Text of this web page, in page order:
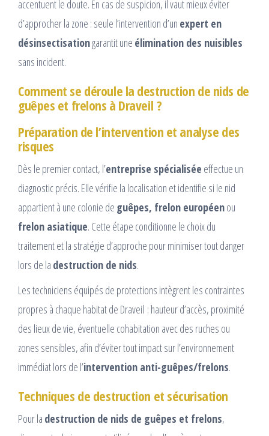
accentuent le doute. En cas de suspicion, il vaut mieux éviter
d’approcher la zone : seule l’intervention d’un expert en
désinsectisationgarantit une élimination des nuisibles
sans incident.
Comment se déroule la destruction de nids de
guêpes et frelons à Draveil ?
Préparation de l’intervention et analyse des
risques
Dès le premier contact, l’entreprise spécialisée effectue un
diagnostic précis. Elle vérifie la localisation et identifie si le nid
appartient à une colonie de guêpes, frelon européenou
frelon asiatique. Cette étape conditionne le choix du
traitement et la stratégie d’approche pour minimiser tout danger
lors de la destruction de nids.
Les techniciens équipés de protections intègrent les contraintes
propres à chaque habitat de Draveil : hauteur d’accès, proximité
des lieux de vie, éventuelle cohabitation avec des ruches ou
zones sensibles, afin d’éviter tout impact sur l’environnement
immédiat lors de l’intervention anti-guêpes/frelons.
Techniques de destruction et sécurisation
Pour la destruction de nids de guêpes et frelons,